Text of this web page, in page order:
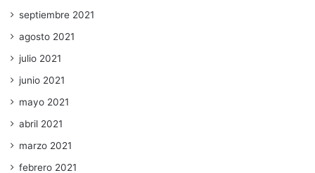
septiembre 2021
agosto 2021
julio 2021
junio 2021
mayo 2021
abril 2021
marzo 2021
febrero 2021